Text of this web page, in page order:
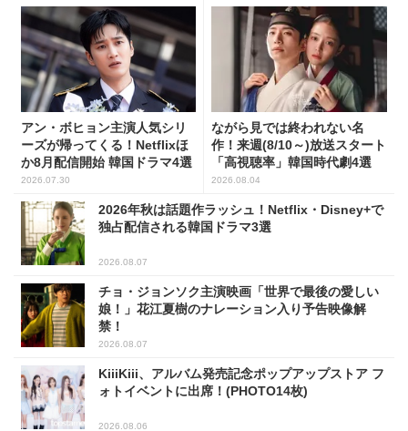
アン・ボヒョン主演人気シリ
ーズが帰ってくる！Netflixほ
か8月配信開始 韓国ドラマ4選
2026.07.30
ながら見では終われない名
作！来週(8/10～)放送スタート
「高視聴率」韓国時代劇4選
2026.08.04
2026年秋は話題作ラッシュ！Netflix・Disney+で
独占配信される韓国ドラマ3選
2026.08.07
チョ・ジョンソク主演映画「世界で最後の愛しい
娘！」花江夏樹のナレーション入り予告映像解
禁！
2026.08.07
KiiiKiii、アルバム発売記念ポップアップストア フ
ォトイベントに出席！(PHOTO14枚)
2026.08.06